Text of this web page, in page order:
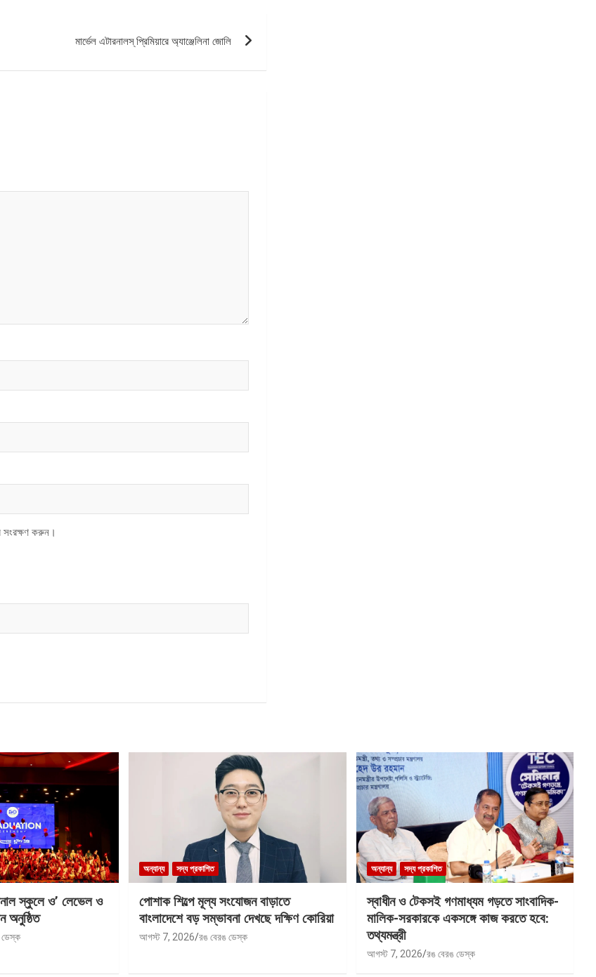
মার্ভেল এটারনালস্‌ প্রিমিয়ারে অ্যাঞ্জেলিনা জোলি
সংরক্ষণ করুন।
স্কুলে ও’ লেভেল ও
অনুষ্ঠিত
ডেস্ক
অন্যান্য সদ্য প্রকাশিত
পোশাক শিল্পে মূল্য সংযোজন বাড়াতে
বাংলাদেশে বড় সম্ভাবনা দেখছে দক্ষিণ কোরিয়া
আগস্ট 7, 2026 রঙ বেরঙ ডেস্ক
অন্যান্য সদ্য প্রকাশিত
স্বাধীন ও টেকসই গণমাধ্যম গড়তে সাংবাদিক-
মালিক-সরকারকে একসঙ্গে কাজ করতে হবে:
তথ্যমন্ত্রী
আগস্ট 7, 2026 রঙ বেরঙ ডেস্ক